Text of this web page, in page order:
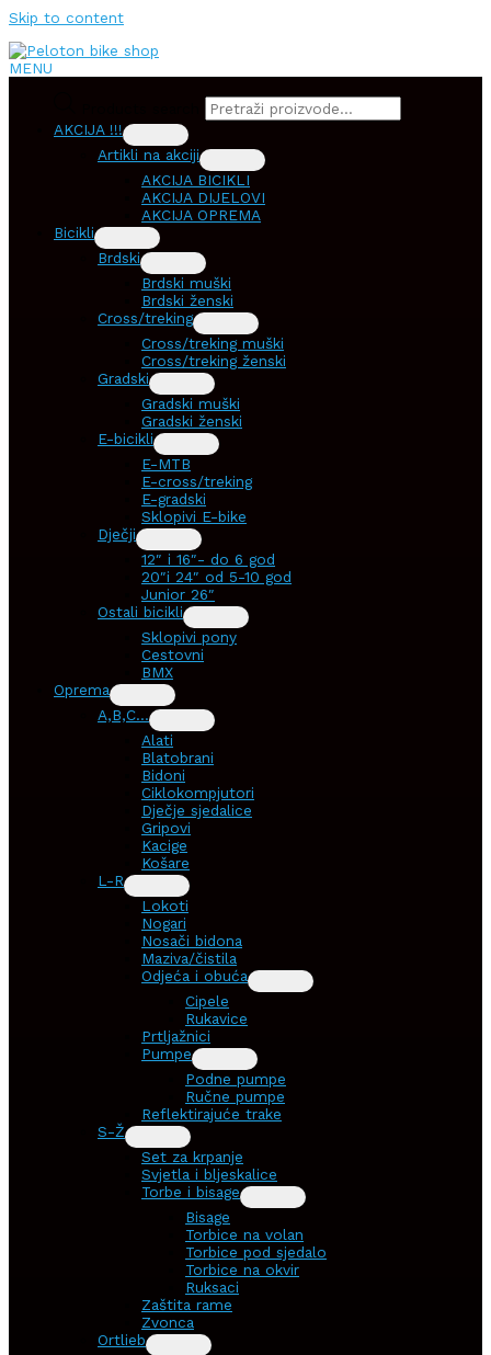
Skip to content
MENU
AKCIJA !!!
Artikli na akciji
AKCIJA BICIKLI
AKCIJA DIJELOVI
AKCIJA OPREMA
Bicikli
Brdski
Brdski muški
Brdski ženski
Cross/treking
Cross/treking muški
Cross/treking ženski
Gradski
Gradski muški
Gradski ženski
E-bicikli
E-MTB
E-cross/treking
E-gradski
Sklopivi E-bike
Dječji
12″ i 16″- do 6 god
20″i 24″ od 5-10 god
Junior 26″
Ostali bicikli
Sklopivi pony
Cestovni
BMX
Oprema
A,B,C…
Alati
Blatobrani
Bidoni
Ciklokompjutori
Dječje sjedalice
Gripovi
Kacige
Košare
L-R
Lokoti
Nogari
Nosači bidona
Maziva/čistila
Odjeća i obuća
Cipele
Rukavice
Prtljažnici
Pumpe
Podne pumpe
Ručne pumpe
Reflektirajuće trake
S-Ž
Set za krpanje
Svjetla i bljeskalice
Torbe i bisage
Bisage
Torbice na volan
Torbice pod sjedalo
Torbice na okvir
Ruksaci
Zaštita rame
Zvonca
Ortlieb